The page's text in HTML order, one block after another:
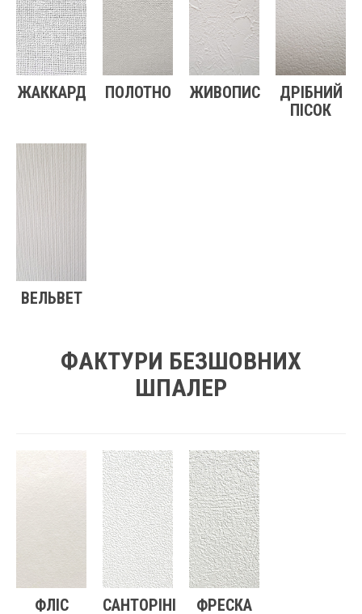
ЖАККАРД ПОЛОТНО ЖИВОПИС
ДРІБНИЙ
ПІСОК
ВЕЛЬВЕТ
ФАКТУРИ БЕЗШОВНИХ
ШПАЛЕР
ФЛІС САНТОРІНІ ФРЕСКА